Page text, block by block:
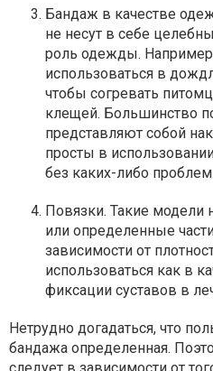
Бандаж в качестве
не несут в себе
роль одежды.
использоваться в
чтобы согревать
клещей. Большинство
представляют собой
просты в
без каких-либо проблем.
Повязки. Такие модели
или определенные
зависимости от
использоваться как в
фиксации суставов в
Нетрудно догадаться, что
бандажа определенная.